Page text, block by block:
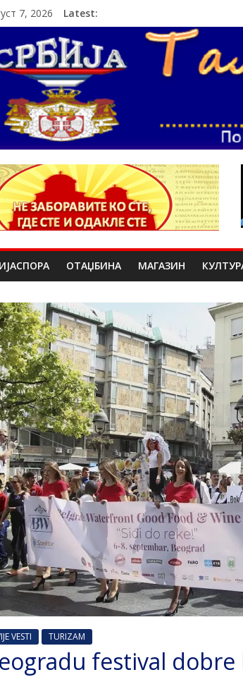
7, 2026 Latest:
ОТАЏБИНА МАГАЗИН
VESTI TURIZAM
festival